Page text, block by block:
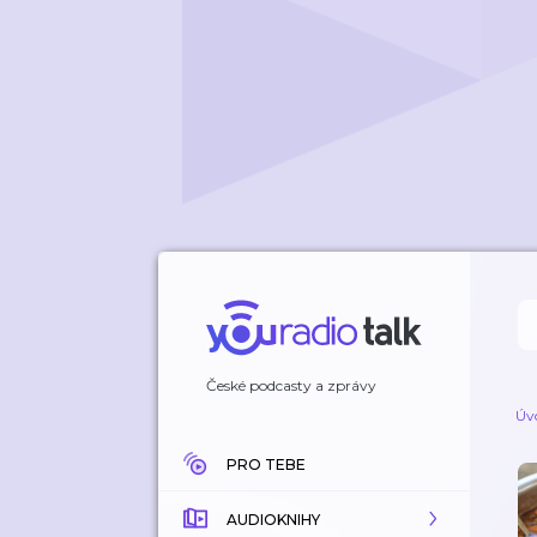
České podcasty a zprávy
PRO TEBE
AUDIOKNIHY